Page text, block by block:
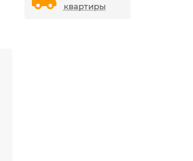
квартиры